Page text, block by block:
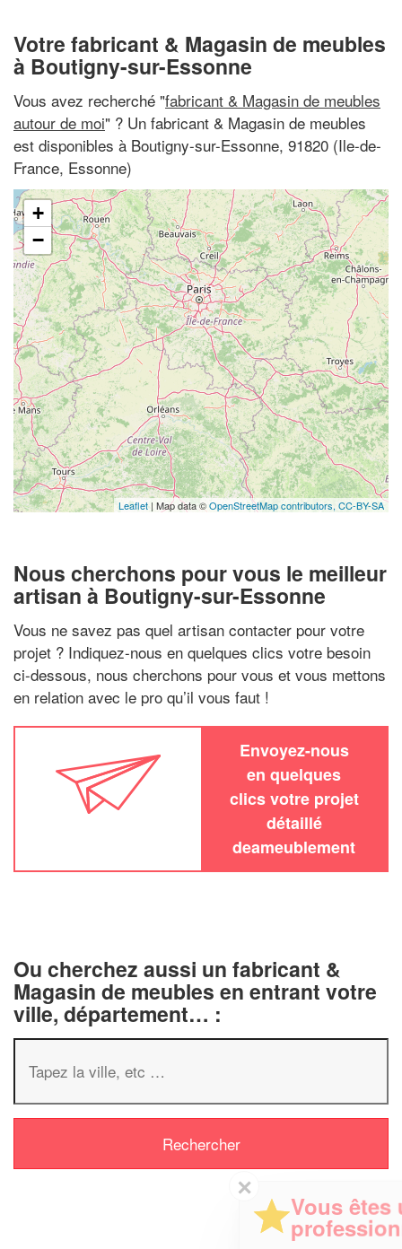
Votre fabricant & Magasin de meubles
à Boutigny-sur-Essonne
Vous avez recherché "fabricant & Magasin de meubles
autour de moi" ? Un fabricant & Magasin de meubles
est disponibles à Boutigny-sur-Essonne, 91820 (Ile-de-
France, Essonne)
+
−
Leaflet | Map data ©OpenStreetMap contributors, CC-BY-SA
Nous cherchons pour vous le meilleur
artisan à Boutigny-sur-Essonne
Vous ne savez pas quel artisan contacter pour votre
projet ? Indiquez-nous en quelques clics votre besoin
ci-dessous, nous cherchons pour vous et vous mettons
en relation avec le pro qu’il vous faut !
Envoyez-nous
en quelques
clics votre projet
détaillé
deameublement
Ou cherchez aussi un fabricant &
Magasin de meubles en entrant votre
ville, département… :
Vous êtes un
professionnel ?